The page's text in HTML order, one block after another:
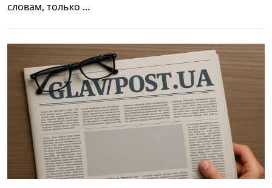
словам, только ...